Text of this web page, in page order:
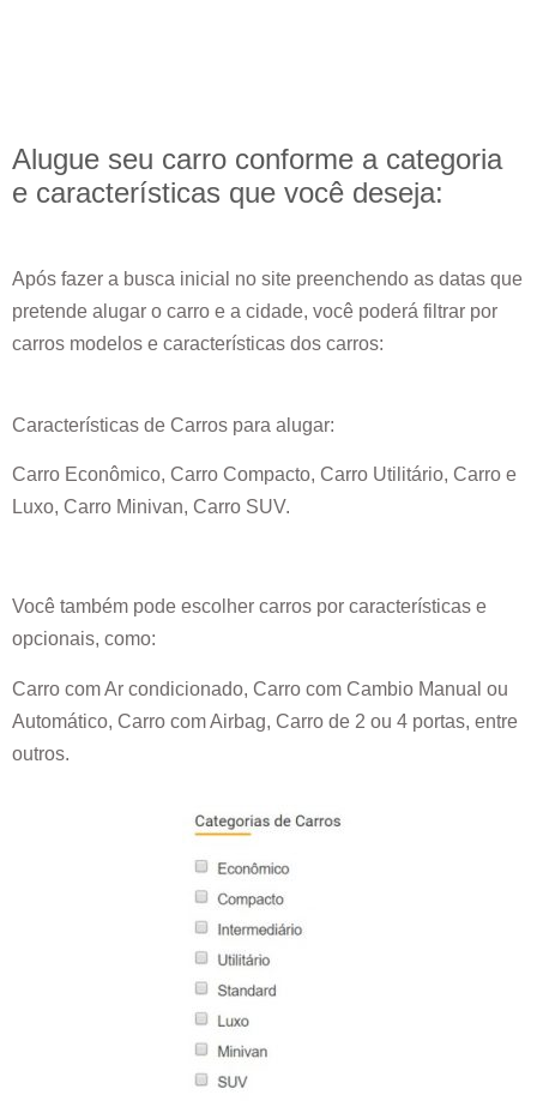
Alugue seu carro conforme a categoria
e características que você deseja:
Após fazer a busca inicial no site preenchendo as datas que
pretende alugar o carro e a cidade, você poderá filtrar por
carros modelos e características dos carros:
Características de Carros para alugar:
Carro Econômico, Carro Compacto, Carro Utilitário, Carro e
Luxo, Carro Minivan, Carro SUV.
Você também pode escolher carros por características e
opcionais, como:
Carro com Ar condicionado, Carro com Cambio Manual ou
Automático, Carro com Airbag, Carro de 2 ou 4 portas, entre
outros.